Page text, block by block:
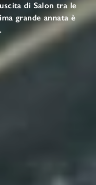
di Salon tra le
grande annata è